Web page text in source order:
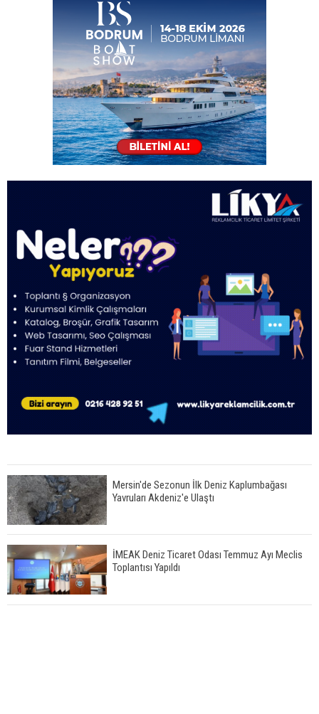
Mersin'de Sezonun İlk Deniz Kaplumbağası
Yavruları Akdeniz'e Ulaştı
İMEAK Deniz Ticaret Odası Temmuz Ayı Meclis
Toplantısı Yapıldı